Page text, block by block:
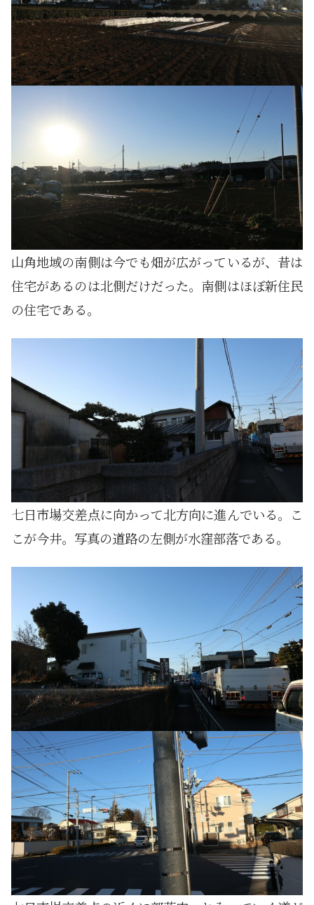
山角地域の南側は今でも畑が広がっているが、昔は
住宅があるのは北側だけだった。南側はほぼ新住民
の住宅である。
七日市場交差点に向かって北方向に進んでいる。こ
こが今井。写真の道路の左側が水窪部落である。